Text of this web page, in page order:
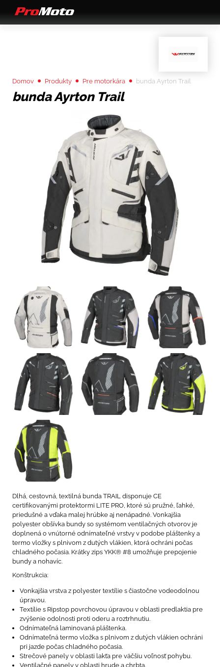
Domov Produkty Pre motorkára bunda Ayrton Trail
bunda Ayrton Trail
Dlhá, cestovná, textilná bunda TRAIL disponuje CE
certifikovanými protektormi LITE PRO, ktoré sú pružné, ľahké,
priedušné a vďaka malej hrúbke aj nenápadné. Vonkajšia
polyester obšívka bundy so systémom ventilačných otvorov je
doplnená o vnútorné odnímateľné vrstvy v podobe pláštenky a
termo vložky s plnivom z dutých vlákien, ktorá ochráni počas
chladného počasia. Krátky zips YKK® #8 umožňuje prepojenie
bundy a nohavíc.
Konštrukcia:
Vonkajšia vrstva z polyester textílie s čiastočne vodeodolnou
úpravou.
Textílie s Ripstop povrchovou úpravou v oblasti predlaktia pre
zvýšenie odolnosti proti oderu a roztrhnutiu.
Odnímateľná laminovaná pláštenka.
Odnímateľná termo vložka s plnivom z dutých vlákien ochráni
pri jazde počas chladného počasia.
Strečové panely v oblasti lakťa pre väčšiu voľnosť pohybu.
Ventilačné panely v oblasti hrude a chrbta.